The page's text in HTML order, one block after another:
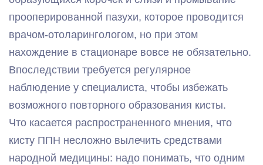
прооперированной пазухи, которое проводится
врачом-отоларингологом, но при этом
нахождение в стационаре вовсе не обязательно.
Впоследствии требуется регулярное
наблюдение у специалиста, чтобы избежать
возможного повторного образования кисты.
Что касается распространенного мнения, что
кисту ППН несложно вылечить средствами
народной медицины: надо понимать, что одним